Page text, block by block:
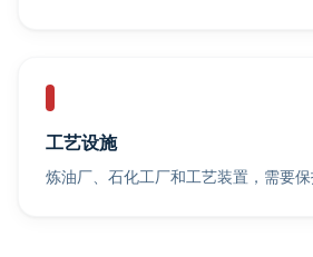
工艺设施
炼油厂、石化工厂和工艺装置，需要保